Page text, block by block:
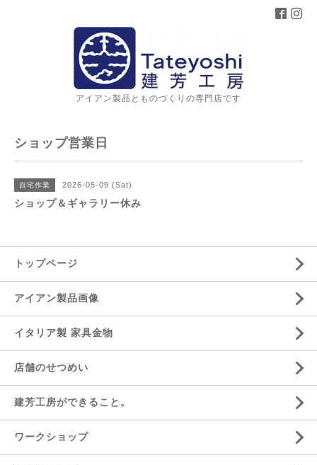
アイアン製品とものづくりの専門店です
ショップ営業日
自宅作業 2026-05-09 (Sat)
ショップ＆ギャラリー休み
トップページ
アイアン製品画像
イタリア製 家具金物
店舗のせつめい
建芳工房ができること。
ワークショップ